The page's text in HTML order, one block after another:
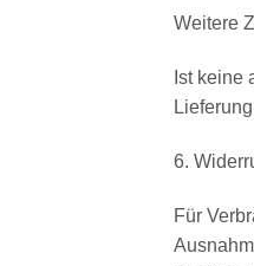
Weitere
Ist keine
6.
Für